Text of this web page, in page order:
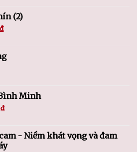
(2)
₫
Minh
₫
- Niềm khát vọng và đam